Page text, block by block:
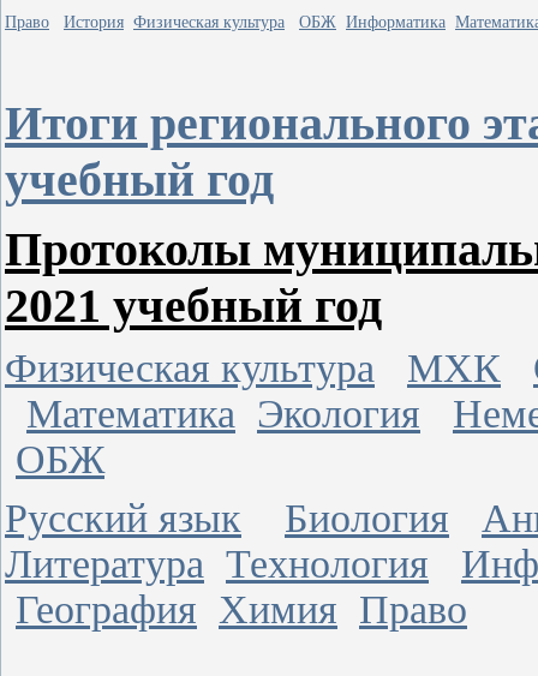
Право
История Физическая культура ОБЖ Информатика
Итоги регионального
учебный год
Протоколы
2021 учебный год
Физическая культура МХК
Математика Экология
ОБЖ
Русский язык
Биология
Литература Технология
География Химия Право